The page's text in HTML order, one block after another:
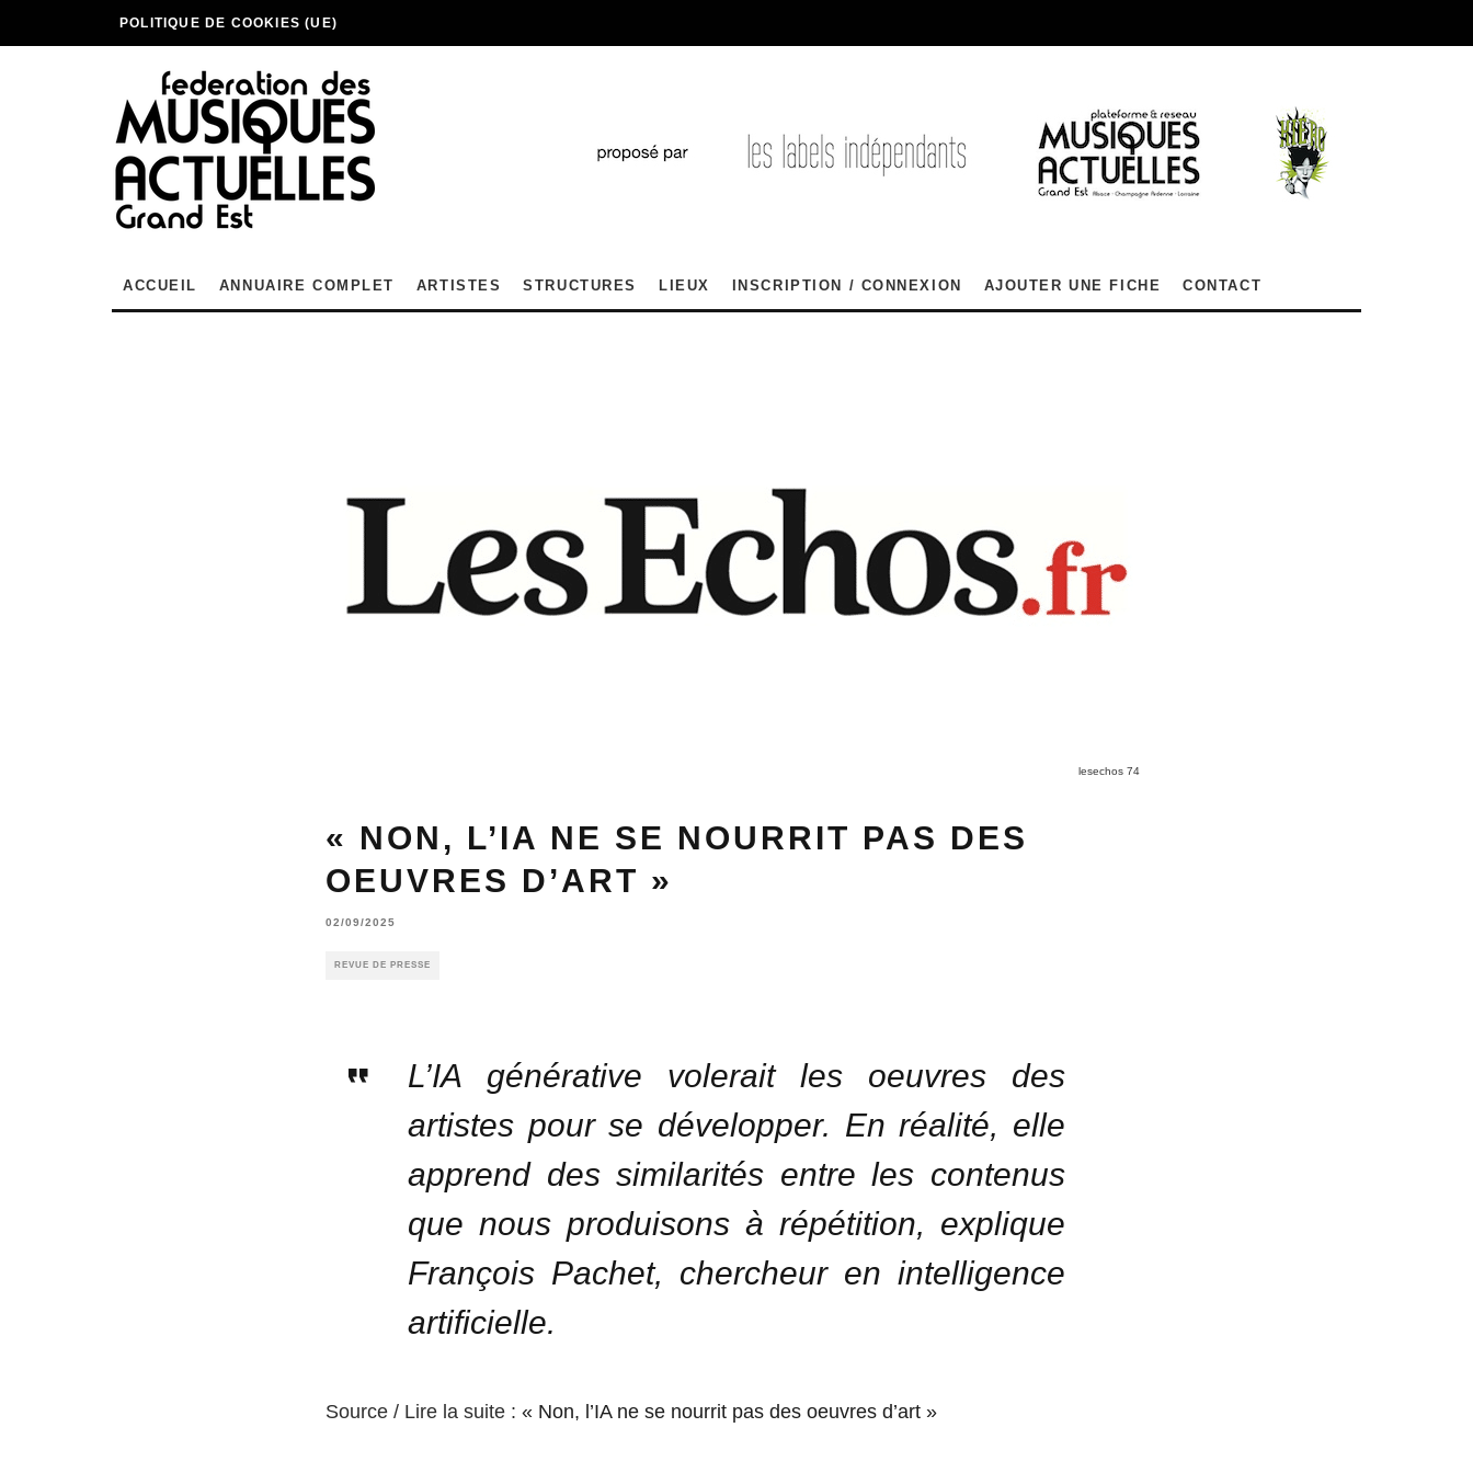
POLITIQUE DE COOKIES (UE)
ACCUEIL ANNUAIRE COMPLET ARTISTES STRUCTURES LIEUX INSCRIPTION / CONNEXION AJOUTER UNE FICHE CONTACT
lesechos 74
« NON, L’IA NE SE NOURRIT PAS DES
OEUVRES D’ART »
02/09/2025
REVUE DE PRESSE
L’IA générative volerait les oeuvres des
artistes pour se développer. En réalité, elle
apprend des similarités entre les contenus
que nous produisons à répétition, explique
François Pachet, chercheur en intelligence
artificielle.
Source / Lire la suite : « Non, l’IA ne se nourrit pas des oeuvres d’art »